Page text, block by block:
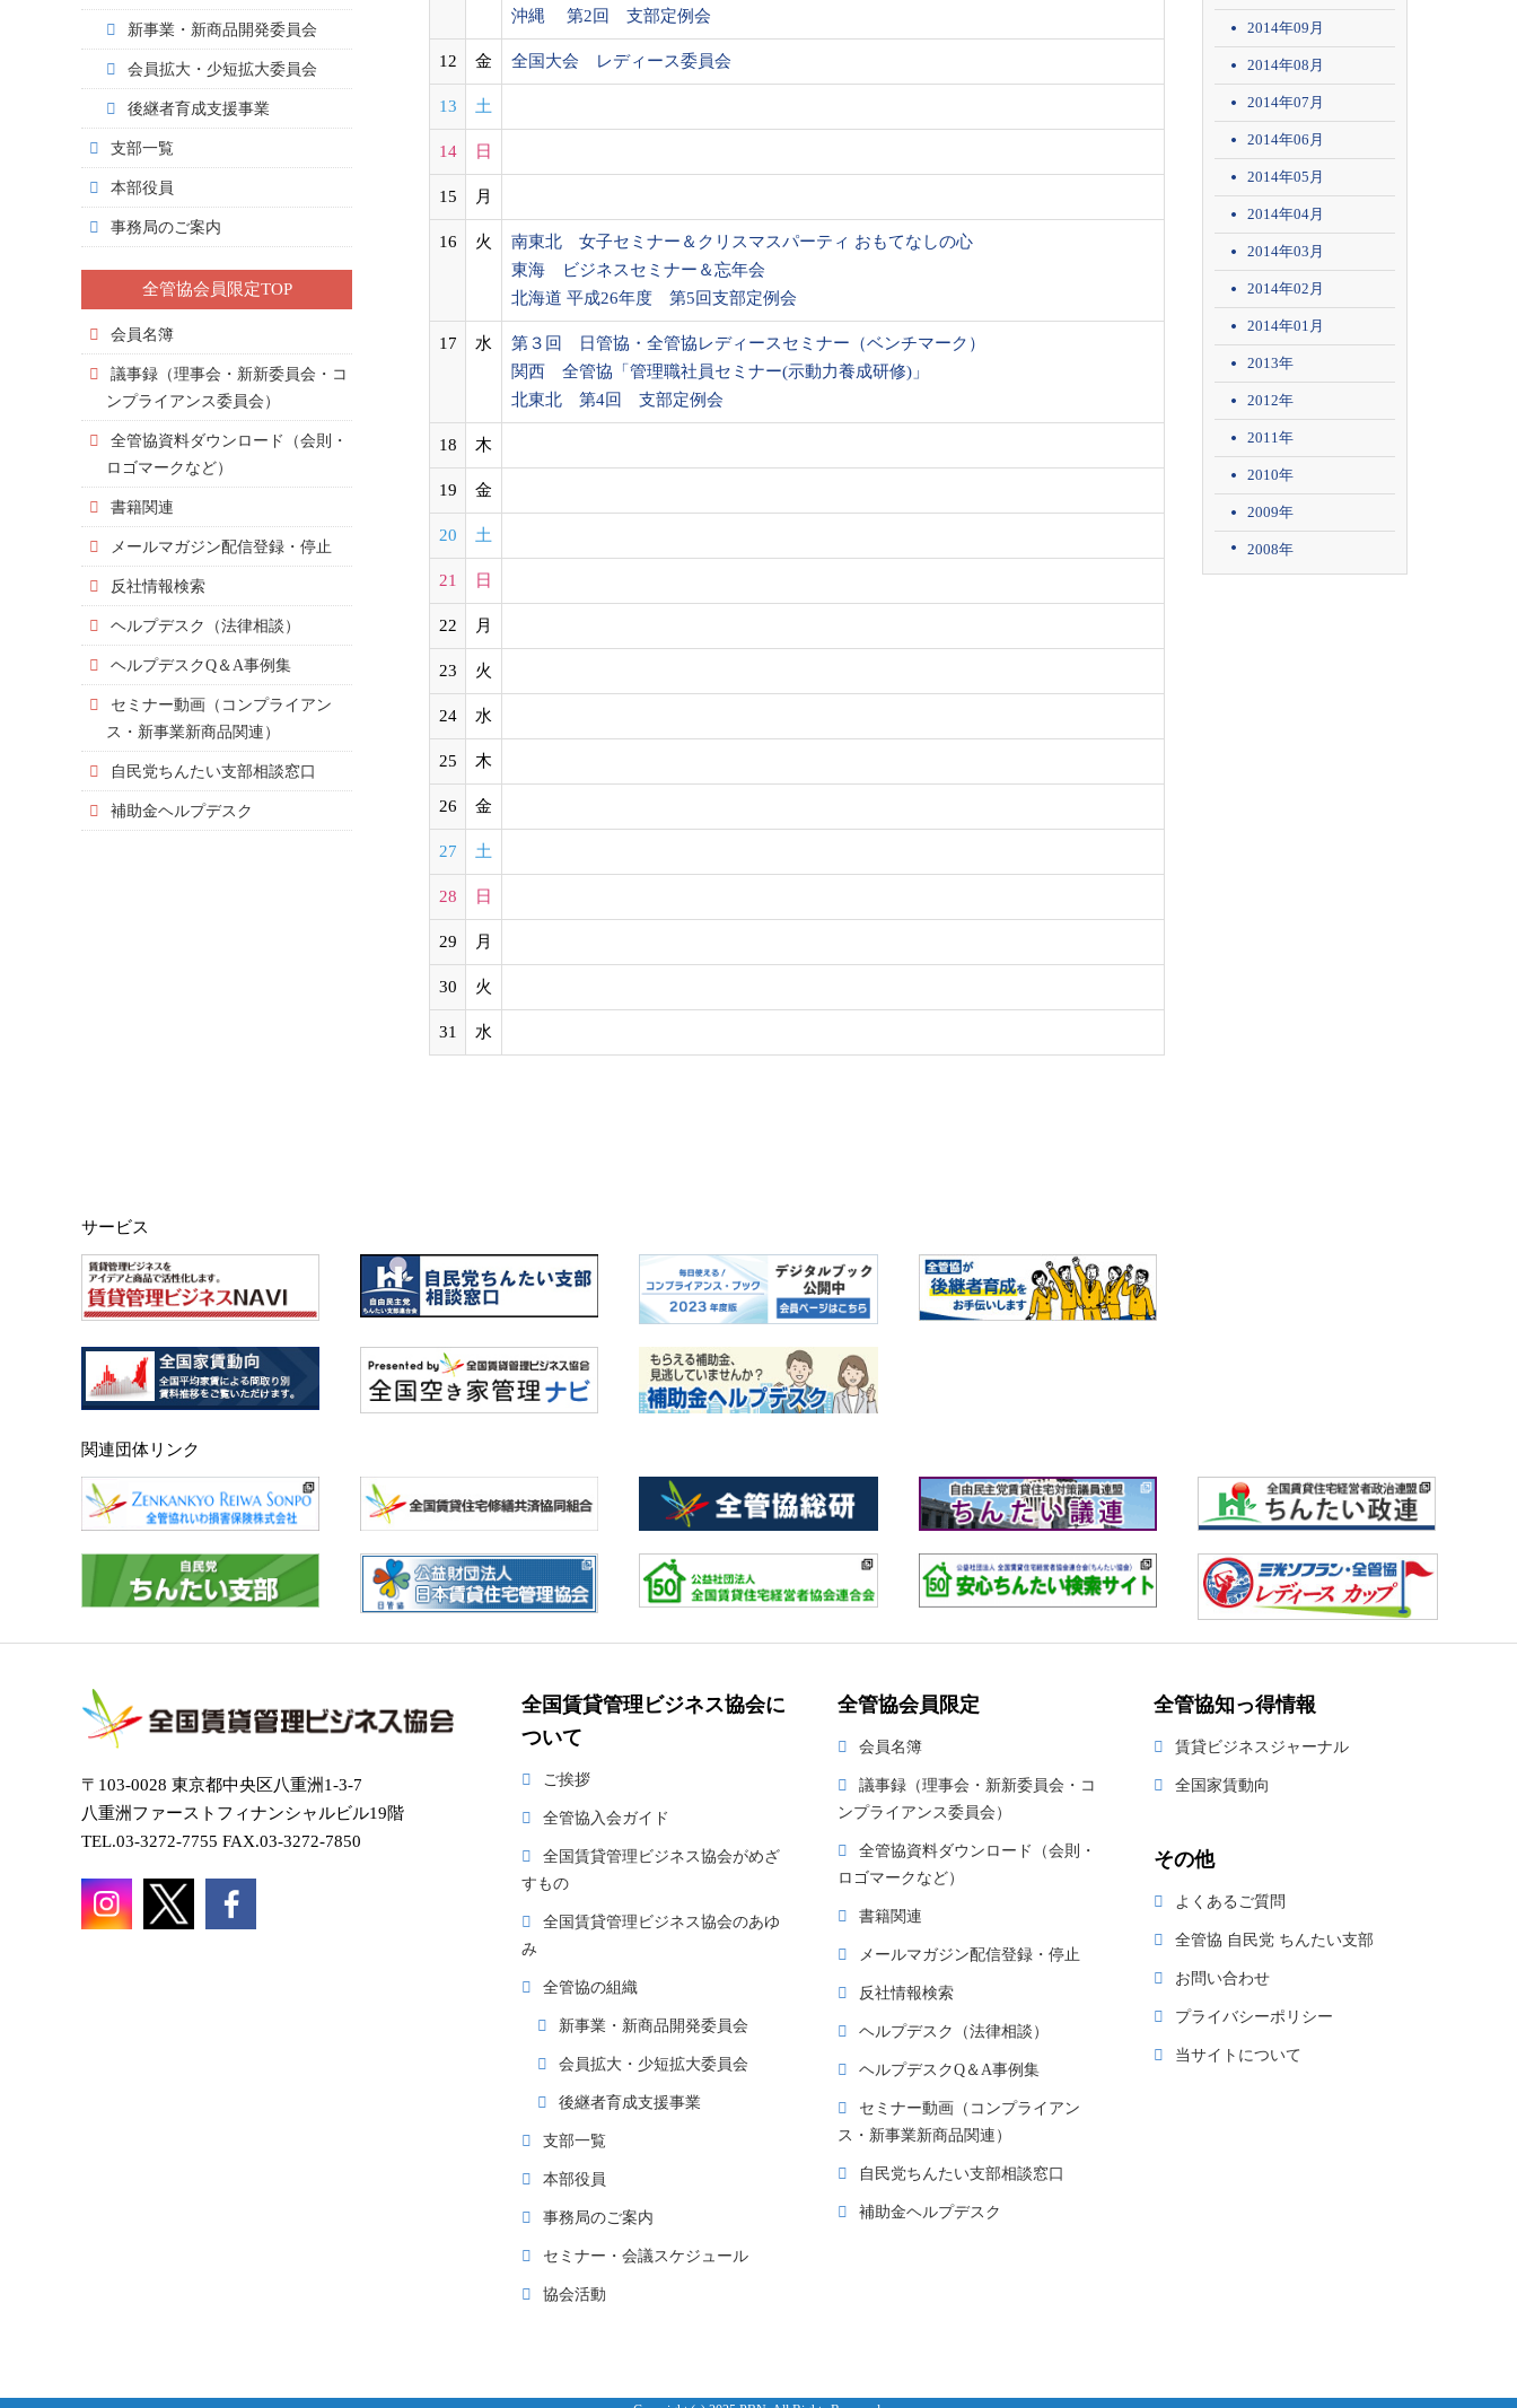
沖縄 第2回 支部定例会
12 金 全国大会 レディース委員会
13 土
14 日
15 月
16 火
南東北 女子セミナー＆クリスマスパーティ おもてなしの心
東海 ビジネスセミナー＆忘年会
北海道 平成26年度 第5回支部定例会
17 水
第３回 日管協・全管協レディースセミナー（ベンチマーク）
関西 全管協「管理職社員セミナー(示動力養成研修)」
北東北 第4回 支部定例会
18 木
19 金
20 土
21 日
22 月
23 火
24 水
25 木
26 金
27 土
28 日
29 月
30 火
31 水
2014年09月
2014年08月
2014年07月
2014年06月
2014年05月
2014年04月
2014年03月
2014年02月
2014年01月
2013年
2012年
2011年
2010年
2009年
2008年
新事業・新商品開発委員会
会員拡大・少短拡大委員会
後継者育成支援事業
支部一覧
本部役員
事務局のご案内
全管協会員限定TOP
会員名簿
議事録（理事会・新新委員会・コ
ンプライアンス委員会）
全管協資料ダウンロード（会則・
ロゴマークなど）
書籍関連
メールマガジン配信登録・停止
反社情報検索
ヘルプデスク（法律相談）
ヘルプデスクQ＆A事例集
セミナー動画（コンプライアン
ス・新事業新商品関連）
自民党ちんたい支部相談窓口
補助金ヘルプデスク
サービス
関連団体リンク
〒103-0028 東京都中央区八重洲1-3-7
八重洲ファーストフィナンシャルビル19階
TEL.03-3272-7755 FAX.03-3272-7850
全国賃貸管理ビジネス協会に
ついて
ご挨拶
全管協入会ガイド
全国賃貸管理ビジネス協会がめざ
すもの
全国賃貸管理ビジネス協会のあゆ
み
全管協の組織
新事業・新商品開発委員会
会員拡大・少短拡大委員会
後継者育成支援事業
支部一覧
本部役員
事務局のご案内
セミナー・会議スケジュール
協会活動
全管協会員限定
会員名簿
議事録（理事会・新新委員会・コ
ンプライアンス委員会）
全管協資料ダウンロード（会則・
ロゴマークなど）
書籍関連
メールマガジン配信登録・停止
反社情報検索
ヘルプデスク（法律相談）
ヘルプデスクQ＆A事例集
セミナー動画（コンプライアン
ス・新事業新商品関連）
自民党ちんたい支部相談窓口
補助金ヘルプデスク
全管協知っ得情報
賃貸ビジネスジャーナル
全国家賃動向
その他
よくあるご質問
全管協 自民党 ちんたい支部
お問い合わせ
プライバシーポリシー
当サイトについて